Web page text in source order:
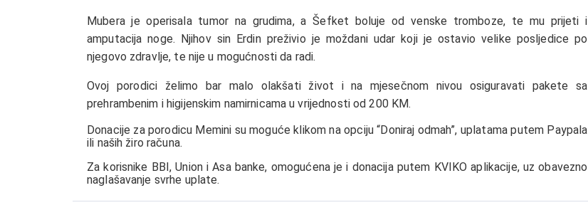
Mubera je operisala tumor na grudima, a Šefket boluje od venske tromboze, te mu prijeti i
amputacija noge. Njihov sin Erdin preživio je moždani udar koji je ostavio velike posljedice po
njegovo zdravlje, te nije u mogućnosti da radi.
Ovoj porodici želimo bar malo olakšati život i na mjesečnom nivou osiguravati pakete sa
prehrambenim i higijenskim namirnicama u vrijednosti od 200 KM.
Donacije za porodicu Memini su moguće klikom na opciju “Doniraj odmah”, uplatama putem Paypala
ili naših žiro računa.
Za korisnike BBI, Union i Asa banke, omogućena je i donacija putem KVIKO aplikacije, uz obavezno
naglašavanje svrhe uplate.